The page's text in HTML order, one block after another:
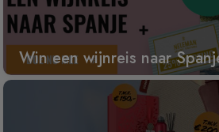
Win een wijnreis naar